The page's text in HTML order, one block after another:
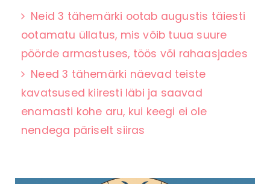
Neid 3 tähemärki ootab augustis täiesti
ootamatu üllatus, mis võib tuua suure
pöörde armastuses, töös või rahaasjades
Need 3 tähemärki näevad teiste
kavatsused kiiresti läbi ja saavad
enamasti kohe aru, kui keegi ei ole
nendega päriselt siiras